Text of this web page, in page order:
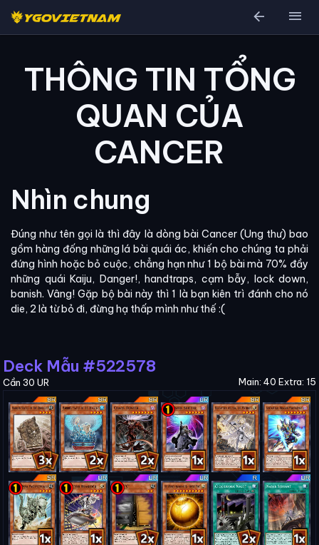
arrow_back menu
THÔNG TIN TỔNG
QUAN CỦA
CANCER
Nhìn chung
Đúng như tên gọi là thì đây là dòng bài Cancer (Ung thư) bao
gồm hàng đống những lá bài quái ác, khiến cho chúng ta phải
đứng hình hoặc bỏ cuộc, chẳng hạn như 1 bộ bài mà 70% đầy
những quái Kaiju, Danger!, handtraps, cạm bẫy, lock down,
banish. Vâng! Gặp bộ bài này thì 1 là bạn kiên trì đánh cho nó
die, 2 là từ bỏ đi, đừng hạ thấp mình như thế :(
Deck Mẫu #522578
Cần 30 UR Main: 40 Extra: 15